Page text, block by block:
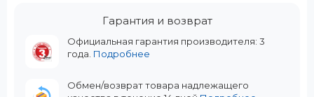
Гарантия и возврат
Официальная гарантия производителя: 3
года. Подробнее
Обмен/возврат товара надлежащего